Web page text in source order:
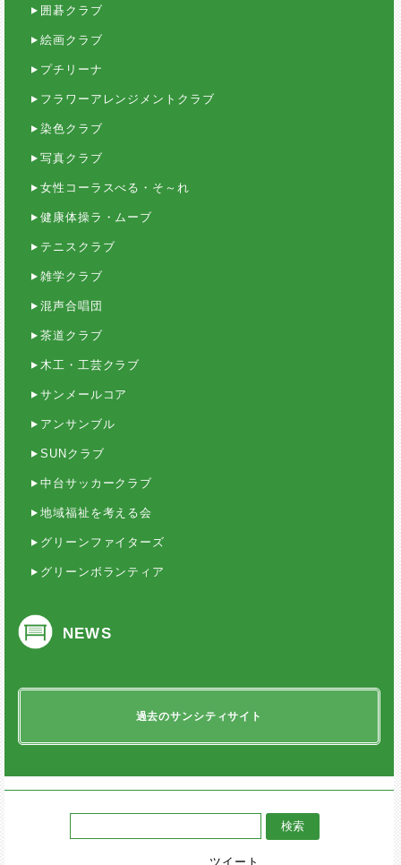
囲碁クラブ
絵画クラブ
プチリーナ
フラワーアレンジメントクラブ
染色クラブ
写真クラブ
女性コーラスべる・そ～れ
健康体操ラ・ムーブ
テニスクラブ
雑学クラブ
混声合唱団
茶道クラブ
木工・工芸クラブ
サンメールコア
アンサンブル
SUNクラブ
中台サッカークラブ
地域福祉を考える会
グリーンファイターズ
グリーンボランティア
NEWS
過去のサンシティサイト
ツイート